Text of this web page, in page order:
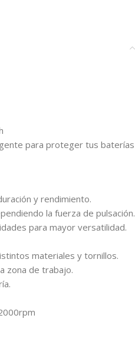
para proteger tus baterías
y rendimiento.
la fuerza de pulsación.
para mayor versatilidad.
materiales y tornillos.
zona de trabajo.